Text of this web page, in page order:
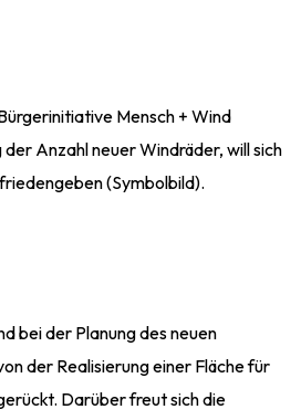
Mensch + Wind
Anzahl neuer Windräder, will sich
(Symbolbild).
bei der Planung des neuen
der Realisierung einer Fläche für
Darüber freut sich die